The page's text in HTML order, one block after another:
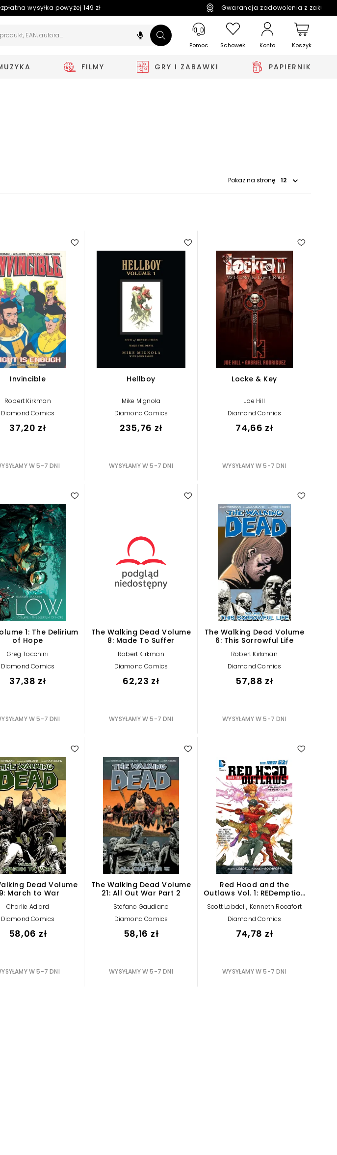
wysyłka powyżej 149 zł Gwarancja zadowolenia z
Pomoc Schowek Konto Koszyk
FILMY GRY I ZABAWKI PAPIERNIK
Pokaż na stronę:
Invincible
Robert Kirkman
Diamond Comics
37,20 zł
W 5-7 DNI
Hellboy
Mike Mignola
Diamond Comics
235,76 zł
WYSYŁAMY W 5-7 DNI
Locke & Key
Joe Hill
Diamond Comics
74,66 zł
WYSYŁAMY W 5-7 DNI
1: The Delirium
of Hope
Greg Tocchini
Diamond Comics
37,38 zł
W 5-7 DNI
The Walking Dead Volume
8: Made To Suffer
Robert Kirkman
Diamond Comics
62,23 zł
WYSYŁAMY W 5-7 DNI
The Walking Dead Volume
6: This Sorrowful Life
Robert Kirkman
Diamond Comics
57,88 zł
WYSYŁAMY W 5-7 DNI
Dead Volume
March to War
Charlie Adlard
Diamond Comics
58,06 zł
W 5-7 DNI
The Walking Dead Volume
21: All Out War Part 2
Stefano Gaudiano
Diamond Comics
58,16 zł
WYSYŁAMY W 5-7 DNI
Red Hood and the
Outlaws Vol. 1: REDemption
Scott Lobdell, Kenneth Rocafort
Diamond Comics
74,78 zł
WYSYŁAMY W 5-7 DNI